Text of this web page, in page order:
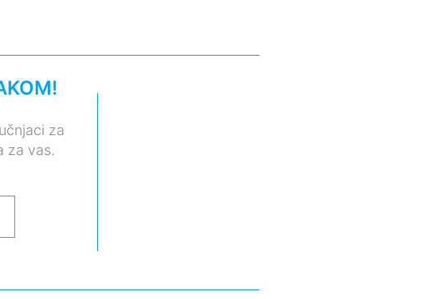
za
za vas.